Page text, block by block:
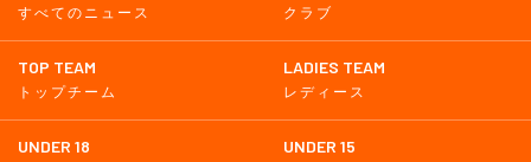
すべてのニュース クラブ
TOP TEAM
トップチーム
LADIES TEAM
レディース
UNDER 18 UNDER 15